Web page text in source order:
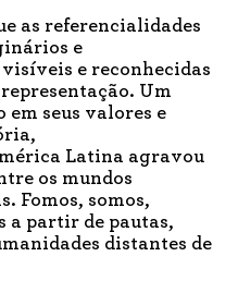
as referencialidades
e
e reconhecidas
Um
seus valores e
Latina agravou
os mundos
Fomos, somos,
a partir de pautas,
distantes de